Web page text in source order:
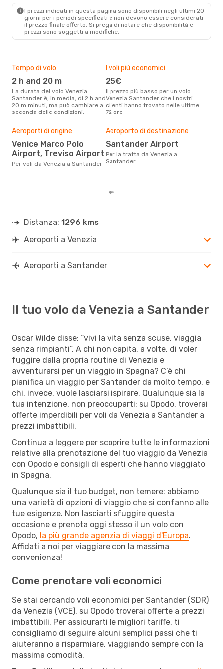
I prezzi indicati in questa pagina sono disponibili negli ultimi 20
giorni per i periodi specificati e non devono essere considerati
il ​​prezzo finale offerto. Si prega di notare che disponibilità e
prezzi sono soggetti a modifiche.
Tempo di volo
2 h and 20 m
La durata del volo Venezia
Santander è, in media, di 2 h and
20 m minuti, ma può cambiare a
seconda delle condizioni.
I voli più economici
25€
Il prezzo più basso per un volo
Venezia Santander che i nostri
clienti hanno trovato nelle ultime
72 ore
Aeroporti di origine
Venice Marco Polo
Airport, Treviso Airport
Per voli da Venezia a Santander
Aeroporto di destinazione
Santander Airport
Per la tratta da Venezia a
Santander
Distanza: 1296 kms
Aeroporti a Venezia
Aeroporti a Santander
Il tuo volo da Venezia a Santander
Oscar Wilde disse: “vivi la vita senza scuse, viaggia
senza rimpianti”. A chi non capita, a volte, di voler
fuggire dalla propria routine di Venezia e
avventurarsi per un viaggio in Spagna? C’è chi
pianifica un viaggio per Santander da molto tempo, e
chi, invece, vuole lasciarsi ispirare. Qualunque sia la
tua intenzione, non preoccuparti: su Opodo, troverai
offerte imperdibili per voli da Venezia a Santander a
prezzi imbattibili.
Continua a leggere per scoprire tutte le informazioni
relative alla prenotazione del tuo viaggio da Venezia
con Opodo e consigli di esperti che hanno viaggiato
in Spagna.
Qualunque sia il tuo budget, non temere: abbiamo
una varietà di opzioni di viaggio che si confanno alle
tue esigenze. Non lasciarti sfuggire questa
occasione e prenota oggi stesso il un volo con
Opodo, la più grande agenzia di viaggi d'Europa.
Affidati a noi per viaggiare con la massima
convenienza!
Come prenotare voli economici
Se stai cercando voli economici per Santander (SDR)
da Venezia (VCE), su Opodo troverai offerte a prezzi
imbattibili. Per assicurarti le migliori tariffe, ti
consigliamo di seguire alcuni semplici passi che ti
aiuteranno a risparmiare, viaggiando sempre con la
massima comodità.